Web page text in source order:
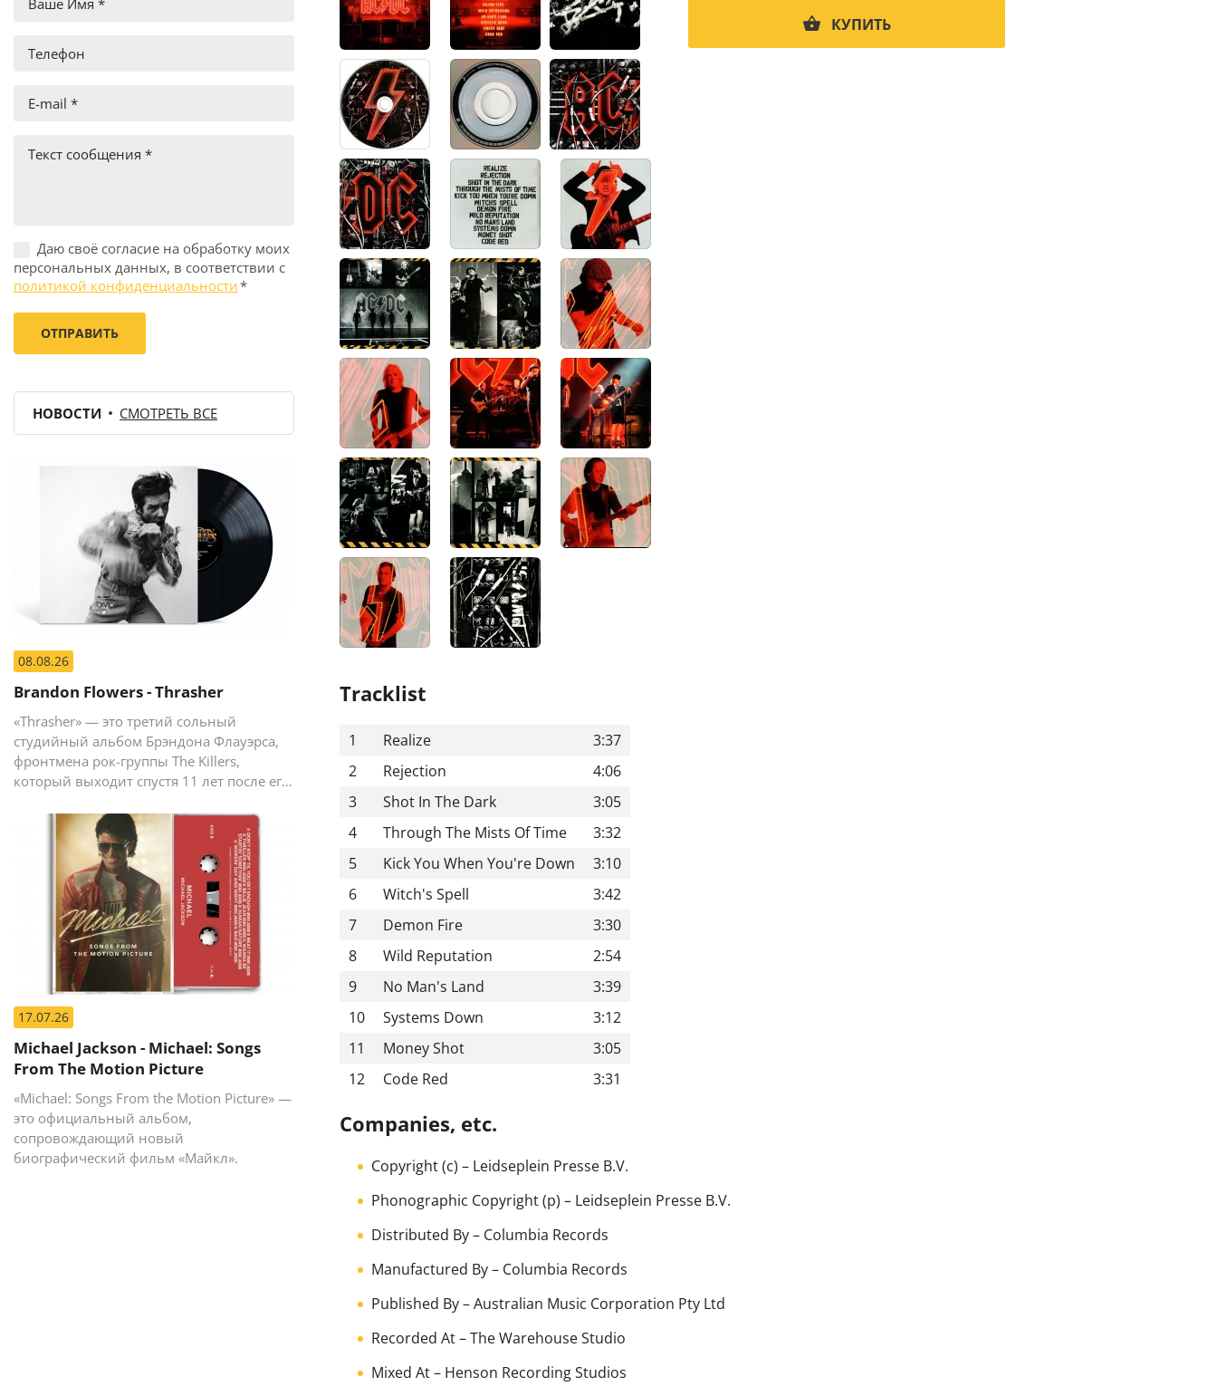
Даю своё согласие на обработку моих
персональных данных, в соответствии с
политикой конфиденциальности*
НОВОСТИ СМОТРЕТЬ ВСЕ
08.08.26
Brandon Flowers - Thrasher
«Thrasher» — это третий сольный
студийный альбом Брэндона Флауэрса,
фронтмена рок-группы The Killers,
который выходит спустя 11 лет после его
Desired Effect (2015).
17.07.26
Michael Jackson - Michael: Songs
From The Motion Picture
«Michael: Songs From the Motion Picture» —
это официальный альбом,
сопровождающий новый
биографический фильм «Майкл».
КУПИТЬ
Tracklist
1 Realize
3:37
2
Rejection
4:06
3
Shot In The Dark
3:05
4
Through The Mists Of Time
3:32
5
Kick You When You're Down
3:10
6
Witch's Spell
3:42
7
Demon Fire
3:30
8
Wild Reputation
2:54
9
No Man's Land
3:39
10
Systems Down
3:12
11
Money Shot
3:05
12
Code Red 3:31
Companies, etc.
Copyright (c) – Leidseplein Presse B.V.
Phonographic Copyright (p) – Leidseplein Presse B.V.
Distributed By– Columbia Records
Manufactured By– Columbia Records
Published By– Australian Music Corporation Pty Ltd
Recorded At– The Warehouse Studio
Mixed At– Henson Recording Studios